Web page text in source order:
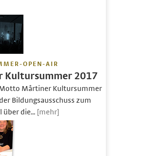
OPEN-AIR
Kultursummer 2017
Mårtiner Kultursummer
Bildungsausschuss zum
über die... [mehr]